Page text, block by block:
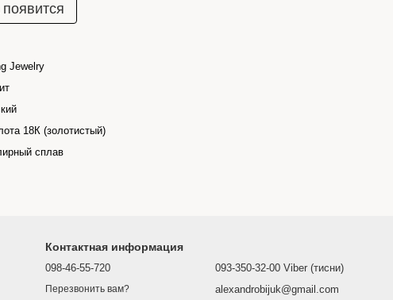
Jewelry
18К (золотистый)
сплав
Контактная информация
098-46-55-720
Перезвонить вам?
093-350-32-00 Viber (тисни)
alexandrobijuk@gmail.com